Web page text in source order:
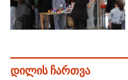
დილის ჩართვა